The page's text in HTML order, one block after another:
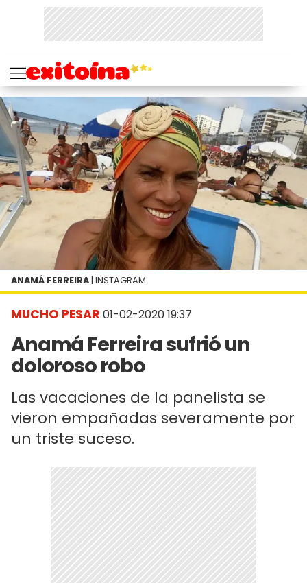
MUCHO PESAR 01-02-2020 19:37
Anamá Ferreira sufrió un
doloroso robo
Las vacaciones de la panelista se
vieron empañadas severamente por
un triste suceso.
ANAMÁ FERREIRA | INSTAGRAM